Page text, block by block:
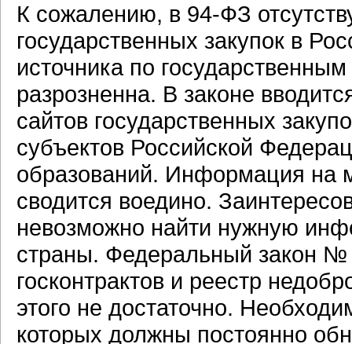
К сожалению, в 94-ФЗ
государственных закупок в
источника по
разрозненна. В законе
сайтов государственных
субъектов Российской
образований. Информация на
сводится воедино.
невозможно найти нужную
страны. Федеральный закон №
госконтрактов и реестр
этого не достаточно.
которых должны постоянно